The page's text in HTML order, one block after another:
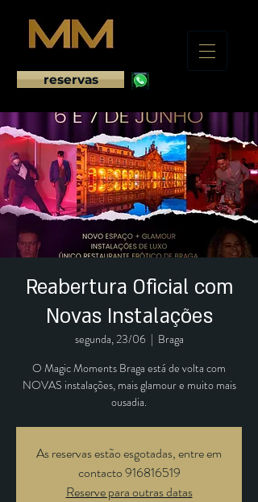
reservas
Reabertura Oficial com
Novas Instalações
segunda, 23/06
  |
Braga
O Magic Moments Braga está de volta com
NOVAS instalações, mais glamour e muito mais
ousadia.
As reservas estão esgotadas, entre em
contacto 916816519
Reserve para outras datas